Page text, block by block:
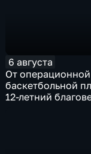
6 августа
От
баскетбольной
12-летний